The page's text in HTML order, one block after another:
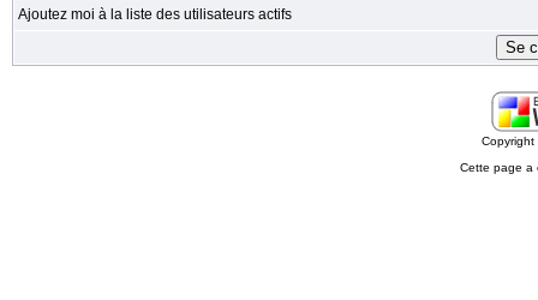
Ajoutez moi à la liste des utilisateurs actifs
Cette page a